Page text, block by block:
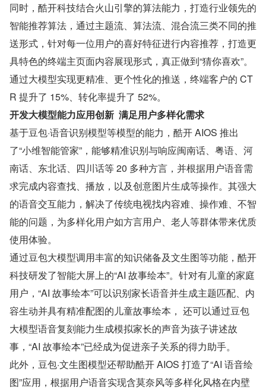
同时，酷开科技结合火山引擎的算法能力，打造行业领先的
智能推荐算法，通过主题流、算法流、混合流三类不同的推
送形式，针对每一位用户的喜好特征进行内容推荐，打造更
具特色的终端主页面内容展现形式，真正做到“猜你喜欢”。
通过大模型实现更精准、更个性化的推送，终端客户的 CT
R 提升了 15%、转化率提升了 52%。
开发大模型能力应用创新  满足用户多样化需求
基于豆包·语音识别模型等模型的能力，酷开 AIOS 推出
了“小维智能管家”，能够精准识别与响应闽南话、粤语、河
南话、东北话、四川话等 20 多种方言，并根据用户语音需
求完成内容查找、播放，以及创意图片生成等操作。其强大
的语音交互能力，解决了传统电视找内容难、操作难、不智
能的问题，为多样化用户如方言用户、老人等群体带来优质
使用体验。
通过豆包大模型调用丰富的知识储备及文生图等功能，酷开
科技研发了智能大屏上的“AI 故事绘本”。针对有儿童的家庭
用户，“AI 故事绘本”可以识别家长语音并生成主题匹配、内
容生动并具有精准配图的儿童故事绘本， 还可以通过豆包
大模型语音复刻能力生成模拟家长的声音为孩子讲述故
事，“AI 故事绘本”已经成为促进亲子关系的得力助手。
此外，豆包·文生图模型还帮助酷开 AIOS 打造了“AI 语音绘
图”应用，根据用户语音实现含莫奈风等多样化风格在内壁